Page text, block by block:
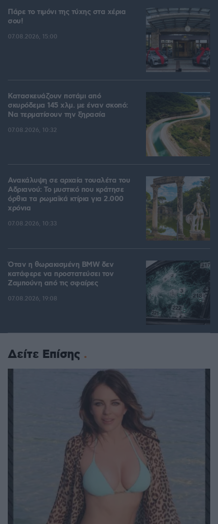
Πάρε το τιμόνι της τύχης στα χέρια
σου!
07.08.2026, 15:00
Κατασκευάζουν ποτάμι από
σκυρόδεμα 145 χλμ. με έναν σκοπό:
Να τερματίσουν την ξηρασία
07.08.2026, 10:32
Ανακάλυψη σε αρχαία τουαλέτα του
Αδριανού: Το μυστικό που κράτησε
όρθια τα ρωμαϊκά κτίρια για 2.000
χρόνια
07.08.2026, 10:33
Όταν η θωρακισμένη BMW δεν
κατάφερε να προστατεύσει τον
Ζαμπούνη από τις σφαίρες
07.08.2026, 19:08
Δείτε Επίσης